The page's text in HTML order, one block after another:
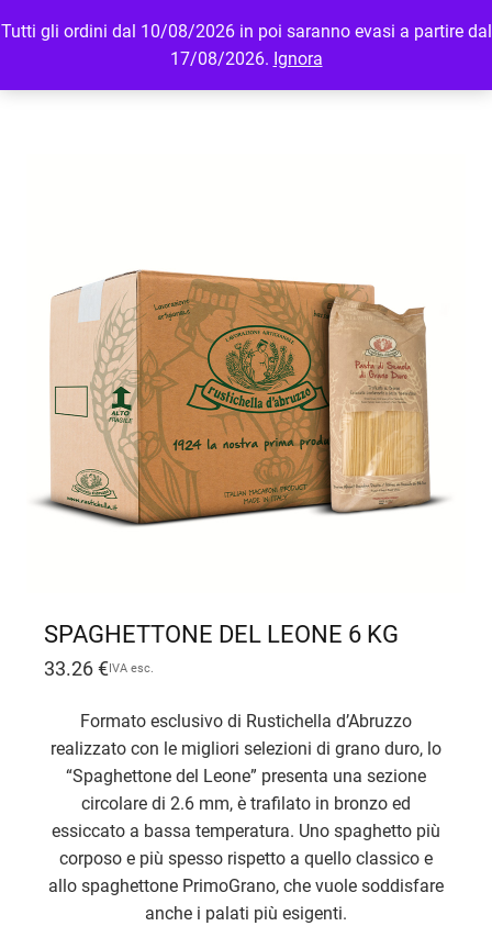
Tutti gli ordini dal 10/08/2026 in poi saranno evasi a partire dal
17/08/2026. Ignora
MENU LOGIN
SPAGHETTONE DEL LEONE 6 KG
33.26€IVA esc.
Formato esclusivo di Rustichella d’Abruzzo
realizzato con le migliori selezioni di grano duro, lo
“Spaghettone del Leone” presenta una sezione
circolare di 2.6 mm, è trafilato in bronzo ed
essiccato a bassa temperatura. Uno spaghetto più
corposo e più spesso rispetto a quello classico e
allo spaghettone PrimoGrano, che vuole soddisfare
anche i palati più esigenti.